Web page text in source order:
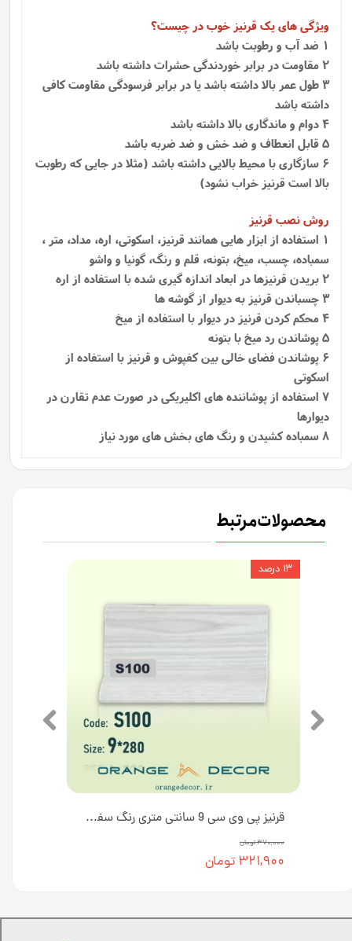
ویژگی های یک قرنیز خوب در چیست؟
1 ضد آب و رطوبت باشد
2 مقاومت در برابر خوردندگی حشرات داشته باشد
3 طول عمر بالا داشته باشد یا در برابر فرسودگی مقاومت کافی
داشته باشد
4 دوام و ماندگاری بالا داشته باشد
5 قابل انعطاف و ضد خش و ضد ضربه باشد
6 سازگاری با محیط بالایی داشته باشد (مثلا در جایی که رطوبت
بالا است قرنیز خراب نشود)
روش نصب قرنیز
1 استفاده از ابزار هایی همانند قرنیز، اسکوتی، اره، مداد، متر ،
سمباده، چسب، میخ، بتونه، قلم و رنگ، گونیا و واشو
2 بریدن قرنیزها در ابعاد اندازه گیری شده با استفاده از اره
3 چسباندن قرنیز به دیوار از گوشه ها
4 محکم کردن قرنیز در دیوار با استفاده از میخ
5 پوشاندن رد میخ با بتونه
6 پوشاندن فضای خالی بین کفپوش و قرنیز با استفاده از
اسکوتی
7 استفاده از پوشاننده‌ های اکلیریکی در صورت عدم تقارن در
دیوارها
8 سمباده کشیدن و رنگ های بخش های مورد نیاز
محصولات مرتبط
قرنیز پی وی سی 9 سانتی متری رنگ سفید طرح چوب کد S100 [انبار تهران]
۳۷۰,۰۰۰ تومان
۳۲۱,۹۰۰ تومان
۱۳ درصد